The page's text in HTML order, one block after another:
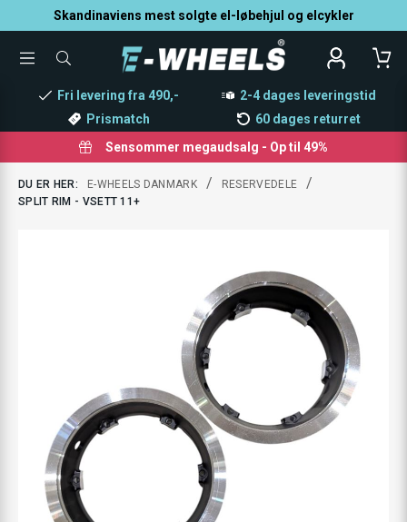
Skandinaviens mest solgte el-løbehjul og elcykler
TOGGLESØG
Fri levering fra 490,-
2-4 dages leveringstid
Prismatch
60 dages returret
Sensommer megaudsalg - Op til 49%
DU ER HER: E-WHEELS DANMARK / RESERVEDELE /
SPLIT RIM - VSETT 11+